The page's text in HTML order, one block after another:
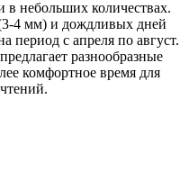
в небольших количествах.
4 мм) и дождливых дней
период с апреля по август.
предлагает разнообразные
комфортное время для